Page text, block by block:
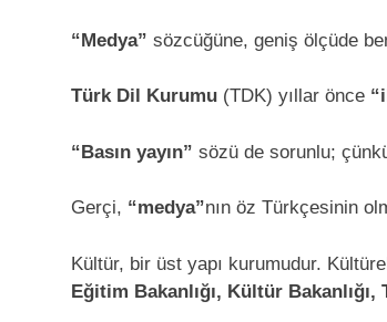
“Medya” sözcüğüne, geniş ölçüde
Türk Dil Kurumu (TDK) yıllar önce
“Basın yayın” sözü de sorunlu;
Gerçi, “medya”nın öz Türkçesinin
Kültür, bir üst yapı kurumudur.
Eğitim Bakanlığı, Kültür Bakanlığı,